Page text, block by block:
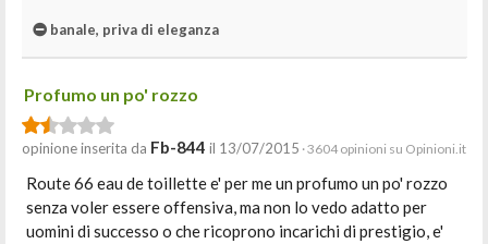
banale, priva di eleganza
Profumo un po' rozzo
opinione inserita da Fb-844 il 13/07/2015 · 3604 opinioni su Opinioni.it
Route 66 eau de toillette e' per me un profumo un po' rozzo
senza voler essere offensiva, ma non lo vedo adatto per
uomini di successo o che ricoprono incarichi di prestigio, e'